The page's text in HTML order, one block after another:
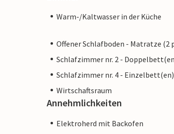
Warm-/Kaltwasser in der Küche
Offener Schlafboden - Matratze (2
Schlafzimmer nr. 2 -
Schlafzimmer nr. 4 -
Wirtschaftsraum
Annehmlichkeiten
Elektroherd mit Backofen